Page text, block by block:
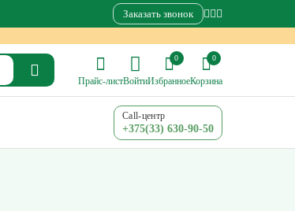
Заказать звонок
Прайс-листВойти
0
Избранное
0
Корзина
Call-центр
+375(33) 630-90-50